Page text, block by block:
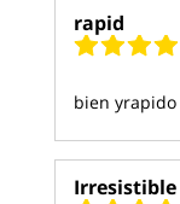
rapid
bien yrapido
Irresistible